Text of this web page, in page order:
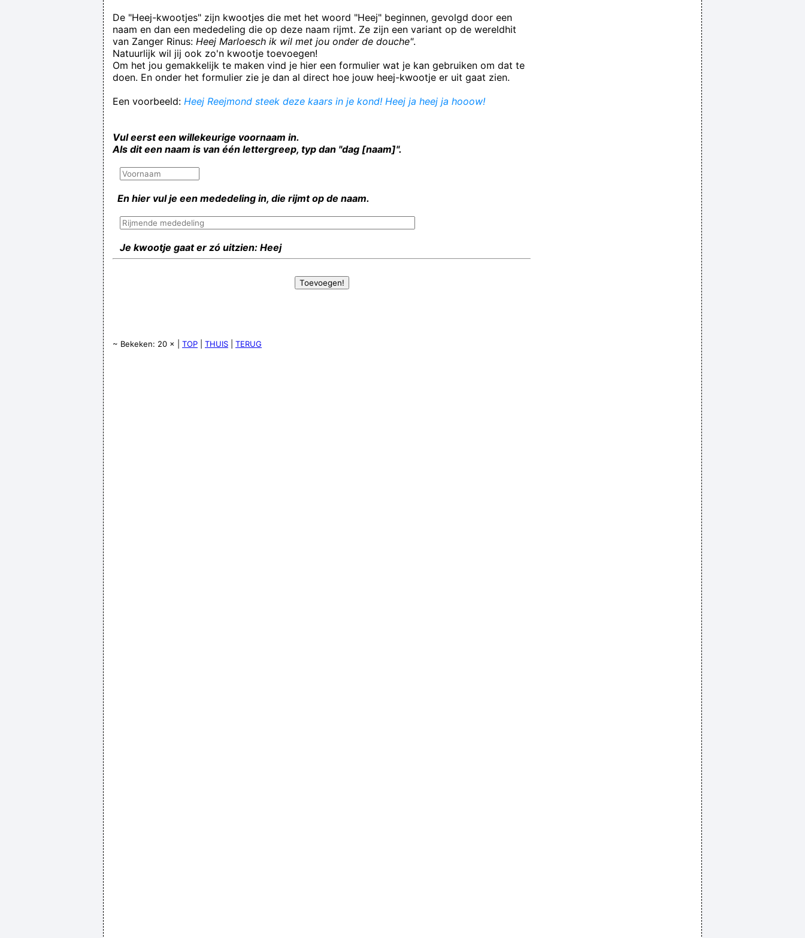
De "Heej-kwootjes" zijn kwootjes die met het woord "Heej" beginnen, gevolgd door een
naam en dan een mededeling die op deze naam rijmt. Ze zijn een variant op de wereldhit
van Zanger Rinus: Heej Marloesch ik wil met jou onder de douche".
Natuurlijk wil jij ook zo'n kwootje toevoegen!
Om het jou gemakkelijk te maken vind je hier een formulier wat je kan gebruiken om dat te
doen. En onder het formulier zie je dan al direct hoe jouw heej-kwootje er uit gaat zien.
Een voorbeeld: Heej Reejmond steek deze kaars in je kond! Heej ja heej ja hooow!
Vul eerst een willekeurige voornaam in.
Als dit een naam is van één lettergreep, typ dan "dag [naam]".
En hier vul je een mededeling in, die rijmt op de naam.
Je kwootje gaat er zó uitzien: Heej
~ Bekeken: 20 × | TOP THUIS TERUG